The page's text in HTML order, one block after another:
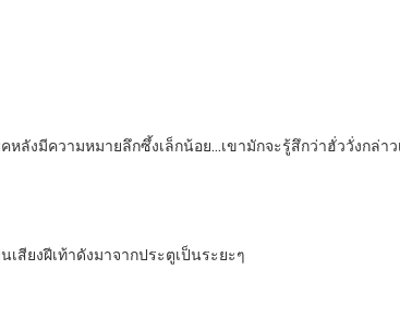
งมีความหมายลึกซึ้งเล็กน้อย…เขามักจะรู้สึกว่าฮั่ววั่งกล่า
ยงฝีเท้าดังมาจากประตูเป็นระยะๆ